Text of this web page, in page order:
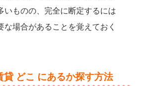
いものの、完全に断定するには
な場合があることを覚えておく
貸 どこ にあるか探す方法